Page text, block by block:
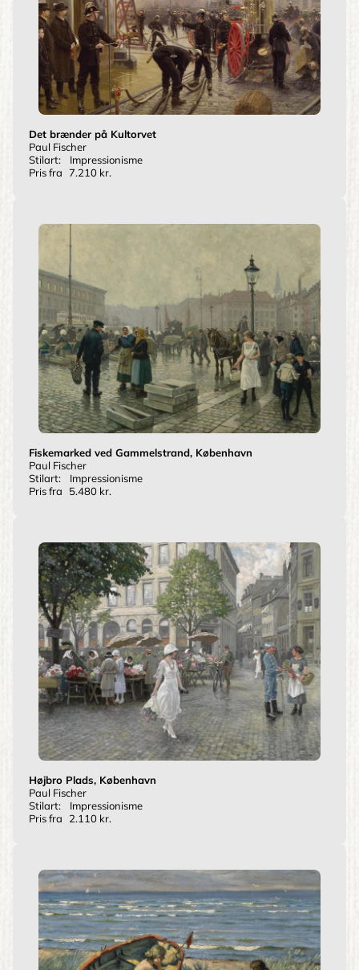
Det brænder på Kultorvet
Paul Fischer
Stilart:
Impressionisme
Pris fra 7.210 kr.
Fiskemarked ved Gammelstrand, København
Paul Fischer
Stilart:
Impressionisme
Pris fra
5.480 kr.
Højbro Plads, København
Paul Fischer
Stilart:
Impressionisme
Pris fra
2.110 kr.